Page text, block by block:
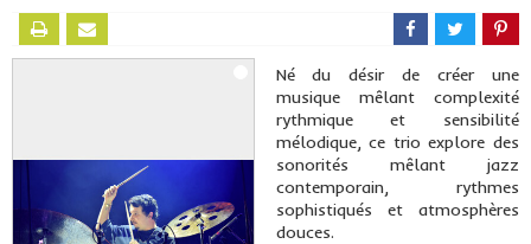
Né du désir de créer une
musique mêlant complexité
rythmique et sensibilité
mélodique, ce trio explore des
sonorités mêlant jazz
contemporain, rythmes
sophistiqués et atmosphères
douces.